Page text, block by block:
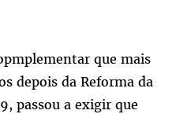
que mais
depois da Reforma da
passou a exigir que